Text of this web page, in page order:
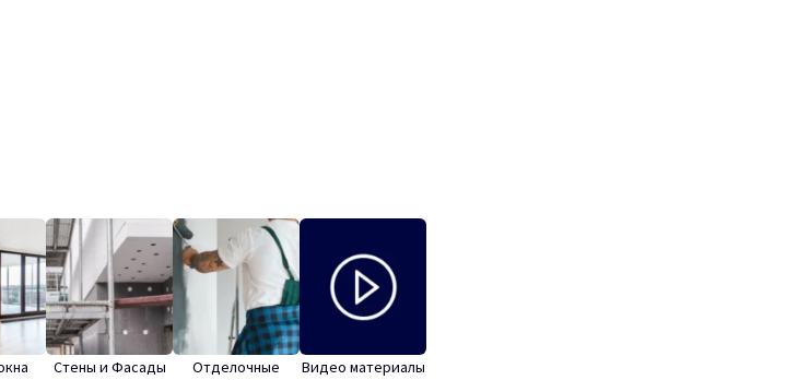
Стены и Фасады
Отделочные
Видео материалы